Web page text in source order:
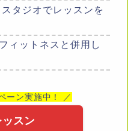
タジオでレッスンを
ィットネスと併用し
ーン実施中！ ／
スン